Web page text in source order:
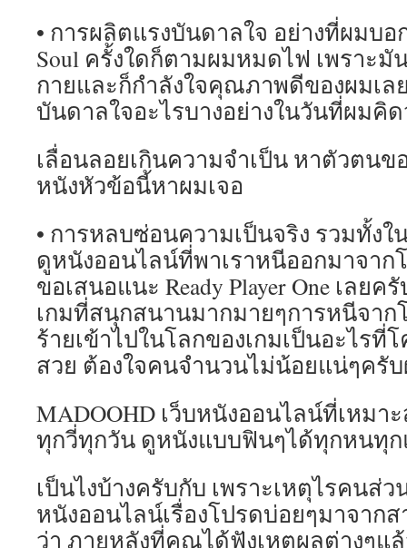
• การผลิตแรงบันดาลใจ อย่างที่ผมบ
Soul ครั้งใดก็ตามผมหมดไฟ เพราะมั
กายและก็กำลังใจคุณภาพดีของผมเล
บันดาลใจอะไรบางอย่างในวันที่ผมคิ
เลื่อนลอยเกินความจำเป็น หาตัวตนข
หนังหัวข้อนี้หาผมเจอ
• การหลบซ่อนความเป็นจริง รวมทั้ง
ดูหนังออนไลน์ที่พาเราหนีออกมาจาก
ขอเสนอแนะ Ready Player One เลย
เกมที่สนุกสนานมากมายๆการหนีจาก
ร้ายเข้าไปในโลกของเกมเป็นอะไร
สวย ต้องใจคนจำนวนไม่น้อยแน่ๆครั
MADOOHD เว็บหนังออนไลน์ที่เหมา
ทุกวี่ทุกวัน ดูหนังแบบฟินๆได้ทุกหนทุก
เป็นไงบ้างครับกับ เพราะเหตุไรคนส่
หนังออนไลน์เรื่องโปรดบ่อยๆมาจากส
ว่า ภายหลังที่คุณได้ฟังเหตุผลต่างๆแ